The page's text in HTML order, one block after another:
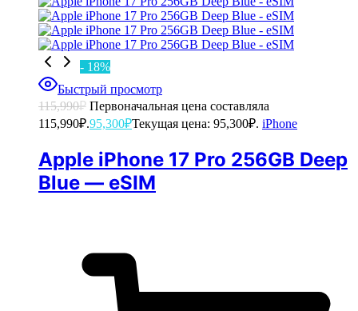
- 18%
Быстрый просмотр
115,990₽ Первоначальная цена составляла
115,990₽.95,300₽Текущая цена: 95,300₽. iPhone
Apple iPhone 17 Pro 256GB Deep
Blue — eSIM